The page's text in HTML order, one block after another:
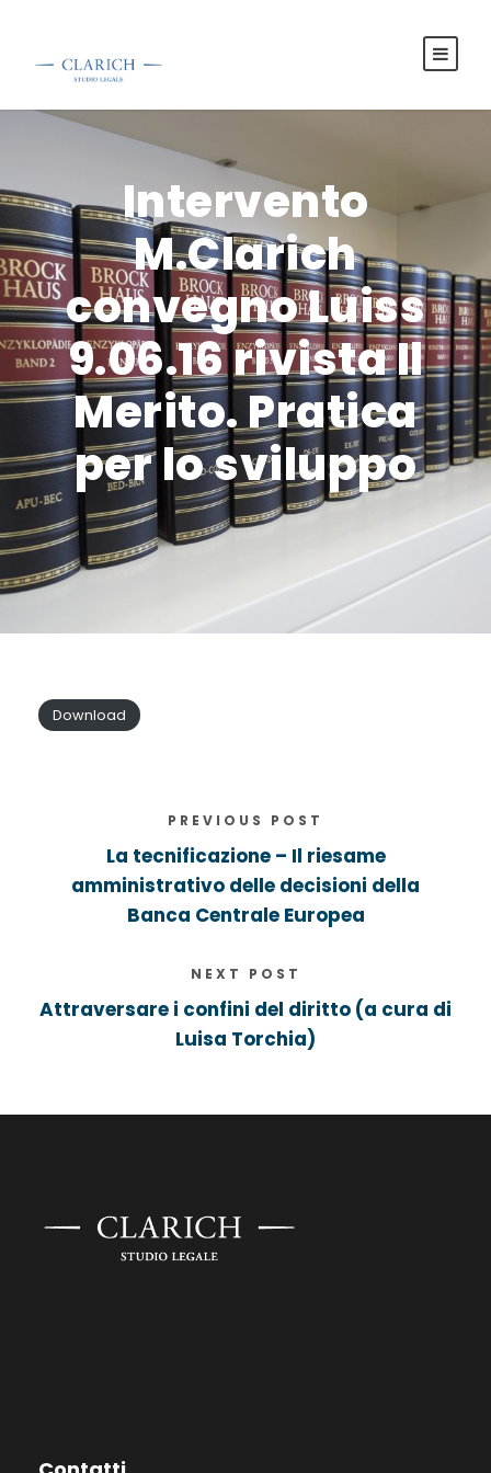
Intervento
M.Clarich
convegno Luiss
9.06.16 rivista Il
Merito. Pratica
per lo sviluppo
Download
PREVIOUS POST
La tecnificazione – Il riesame
amministrativo delle decisioni della
Banca Centrale Europea
NEXT POST
Attraversare i confini del diritto (a cura di
Luisa Torchia)